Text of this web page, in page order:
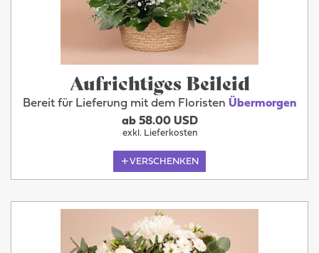
Aufrichtiges Beileid
Bereit für Lieferung mit dem Floristen Übermorgen
ab 58.00 USD
exkl. Lieferkosten
VERSCHENKEN